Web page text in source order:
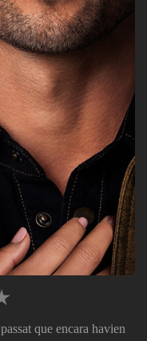
que encara havien